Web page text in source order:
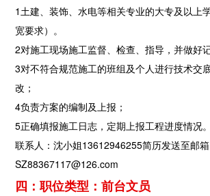
1土建、装饰、水电等相关专业的大专及以上
宽要求）。
2对施工现场施工监督、检查、指导，并做好
3对不符合规范施工的班组及个人进行技术交
改；
4负责方案的编制及上报；
5正确填报施工日志，定期上报工程进度情况。
联系人：沈小姐13612946255简历发送至邮箱
SZ88367117@126.com
四：职位类型：前台文员